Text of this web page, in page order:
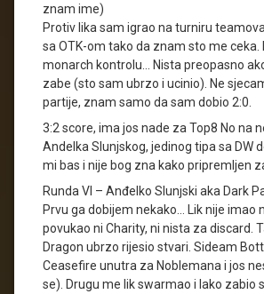
znam ime)
Protiv lika sam igrao na turniru
sa OTK-om tako da znam sto me ceka.
monarch kontrolu… Nista preopasno
zabe (sto sam ubrzo i ucinio). Ne
partije, znam samo da sam dobio 2:0.
3:2 score, ima jos nade za Top8 No na
Andelka Slunjskog, jedinog tipa sa DW
mi bas i nije bog zna kako pripremljen
Runda VI – Anđelko Slunjski aka Dark
Prvu ga dobijem nekako… Lik nije imao
povukao ni Charity, ni nista za discard.
Dragon ubrzo rijesio stvari. Sideam
Ceasefire unutra za Noblemana i jos
se). Drugu me lik swarmao i lako zabio